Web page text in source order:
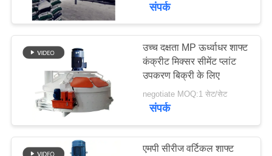
साइटमैप
PRIVACY
POLICY
सीमेंट रोटरी भट्ठा
268
संपर्क
उच्च दक्षता MP ऊर्ध्वाधर शाफ्ट
कंक्रीट मिक्सर सीमेंट प्लांट
उपकरण बिक्री के लिए
negotiate MOQ:1 सेट/सेट
संपर्क
एमपी सीरीज वर्टिकल शाफ्ट